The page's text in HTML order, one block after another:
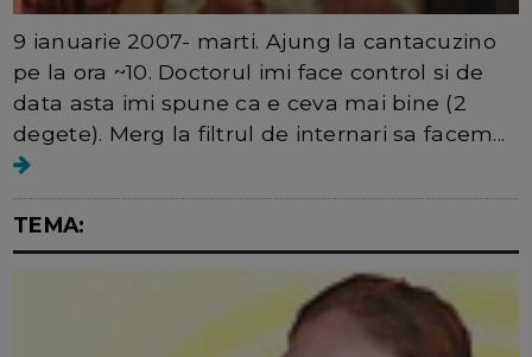
9 ianuarie 2007- marti. Ajung la cantacuzino
pe la ora ~10. Doctorul imi face control si de
data asta imi spune ca e ceva mai bine (2
degete). Merg la filtrul de internari sa facem...
TEMA: